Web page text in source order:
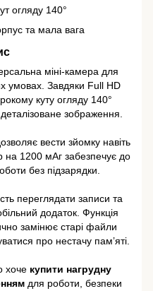
огляду 140°
та мала вага
міні-камера для
умовах. Завдяки Full HD
куту огляду 140°
зображення.
вести зйомку навіть
на 1200 мАг забезпечує до
без підзарядки.
переглядати записи та
додаток. Функція
замінює старі файли
про нестачу пам’яті.
хоче купити нагрудну
для роботи, безпеки